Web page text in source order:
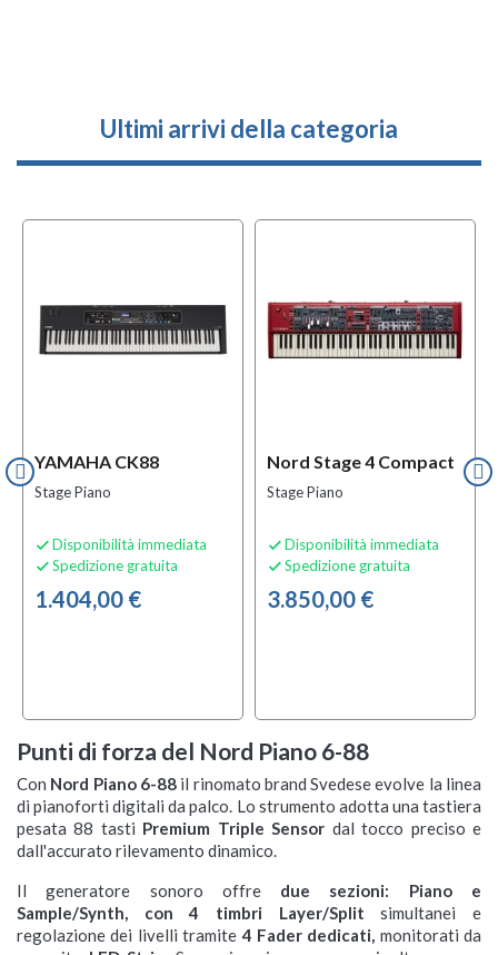
Ultimi arrivi della categoria
YAMAHA CK88
Stage Piano
 Disponibilità immediata
 Spedizione gratuita
1.404,00 €
Nord Stage 4 Compact
Stage Piano
 Disponibilità immediata
 Spedizione gratuita
3.850,00 €
Punti di forza del Nord Piano 6-88
Con Nord Piano 6-88il rinomato brand Svedese evolve la linea
di pianoforti digitali da palco. Lo strumento adotta una tastiera
pesata 88 tasti Premium Triple Sensor dal tocco preciso e
dall'accurato rilevamento dinamico.
Il generatore sonoro offre due sezioni: Piano e
Sample/Synth, con
4 timbri Layer/Split simultanei e
regolazione dei livelli tramite4 Fader dedicati, monitorati da